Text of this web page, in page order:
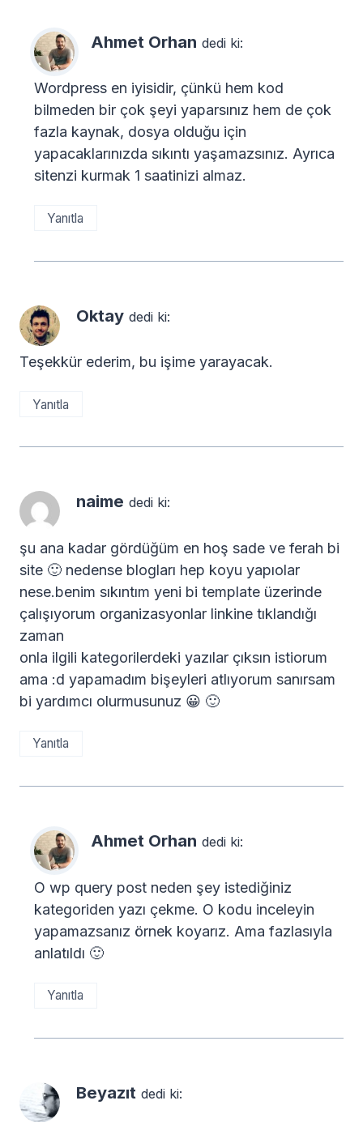
Ahmet Orhan dedi ki:
Wordpress en iyisidir, çünkü hem kod
bilmeden bir çok şeyi yaparsınız hem de çok
fazla kaynak, dosya olduğu için
yapacaklarınızda sıkıntı yaşamazsınız. Ayrıca
sitenzi kurmak 1 saatinizi almaz.
Yanıtla
Oktay dedi ki:
Teşekkür ederim, bu işime yarayacak.
Yanıtla
naime dedi ki:
şu ana kadar gördüğüm en hoş sade ve ferah bi
site 🙂 nedense blogları hep koyu yapıolar
nese.benim sıkıntım yeni bi template üzerinde
çalışıyorum organizasyonlar linkine tıklandığı
zaman
onla ilgili kategorilerdeki yazılar çıksın istiorum
ama :d yapamadım bişeyleri atlıyorum sanırsam
bi yardımcı olurmusunuz 😀 🙂
Yanıtla
Ahmet Orhan dedi ki:
O wp query post neden şey istediğiniz
kategoriden yazı çekme. O kodu inceleyin
yapamazsanız örnek koyarız. Ama fazlasıyla
anlatıldı 🙂
Yanıtla
Beyazıt dedi ki: